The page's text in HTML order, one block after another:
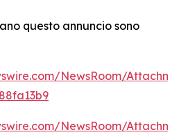
questo annuncio sono
NewsRoom/
NewsRoom/